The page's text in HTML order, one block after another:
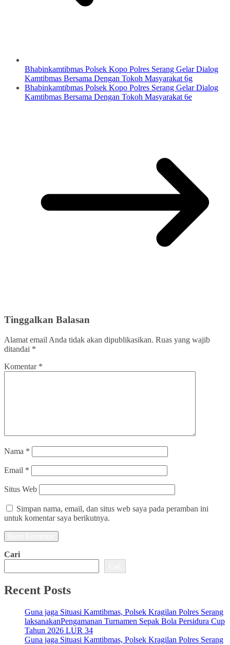
Bhabinkamtibmas Polsek Kopo Polres Serang Gelar Dialog
Kamtibmas Bersama Dengan Tokoh Masyarakat 6g
Bhabinkamtibmas Polsek Kopo Polres Serang Gelar Dialog
Kamtibmas Bersama Dengan Tokoh Masyarakat 6e
Tinggalkan Balasan
Alamat email Anda tidak akan dipublikasikan. Ruas yang wajib
ditandai *
Komentar *
Nama *
Email *
Situs Web
Simpan nama, email, dan situs web saya pada peramban ini
untuk komentar saya berikutnya.
Cari
Recent Posts
Guna jaga Situasi Kamtibmas, Polsek Kragilan Polres Serang
laksanakanPengamanan Turnamen Sepak Bola Persidura Cup
Tahun 2026 LUR 34
Guna jaga Situasi Kamtibmas, Polsek Kragilan Polres Serang